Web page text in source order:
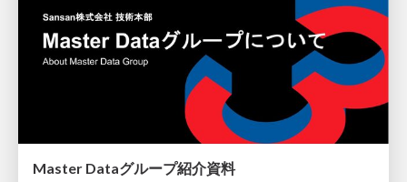
Master Dataグループ紹介資料